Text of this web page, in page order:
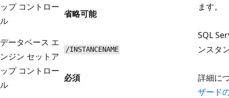
ップ コントロー
ル
省略可能
ます。
データベース エ
ンジン セットア
ップ コントロー
ル
/INSTANCENAME
必須
SQL
ンスタ
詳細に
ザード